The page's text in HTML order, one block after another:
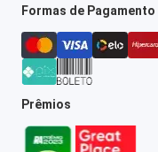
Formas de Pagamento
Prêmios